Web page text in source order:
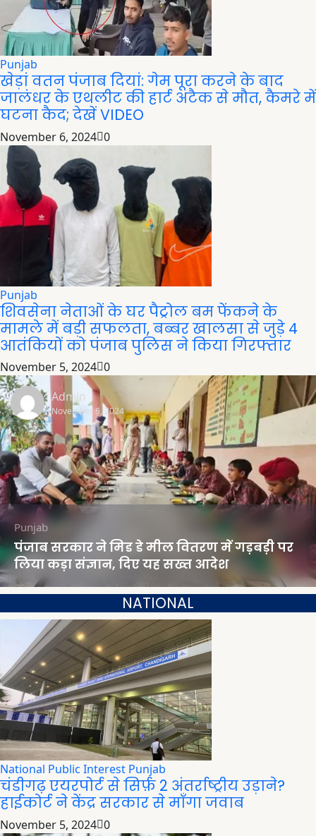
Punjab
खेड़ां वतन पंजाब दियां: गेम पूरा करने के बाद
जालंधर के एथलीट की हार्ट अटैक से मौत, कैमरे में
घटना कैद; देखें VIDEO
November 6, 2024 0
Punjab
शिवसेना नेताओं के घर पैट्रोल बम फेंकने के
मामले में बड़ी सफलता, बब्बर खालसा से जुड़े 4
आतंकियों को पंजाब पुलिस ने किया गिरफ्तार
November 5, 2024 0
Admin
November 6, 2024
Punjab
पंजाब सरकार ने मिड डे मील वितरण में गड़बड़ी पर
लिया कड़ा संज्ञान, दिए यह सख्त आदेश
NATIONAL
National Public Interest Punjab
चंडीगढ़ एयरपोर्ट से सिर्फ़ 2 अंतर्राष्ट्रीय उड़ाने?
हाईकोर्ट ने केंद्र सरकार से माँगा जवाब
November 5, 2024 0